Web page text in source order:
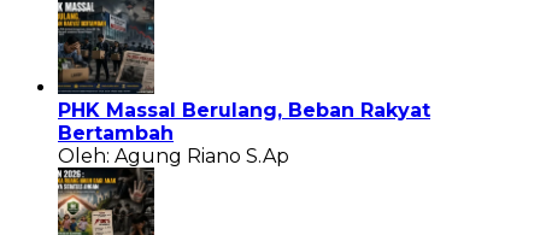
PHK Massal Berulang, Beban Rakyat
Bertambah
Oleh: Agung Riano S.Ap